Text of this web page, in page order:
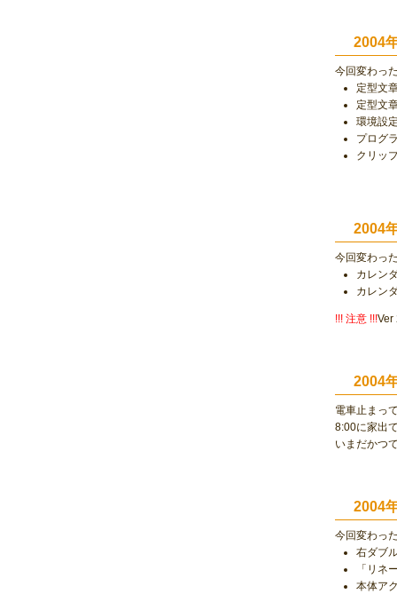
2004
今回変わっ
定型文
定型文
環境設
プログ
クリッ
2004
今回変わっ
カレン
カレン
!!! 注意 !!!Ver
2004
電車止まっ
8:00に家出
いまだかつ
2004
今回変わっ
右ダブ
「リネ
本体ア